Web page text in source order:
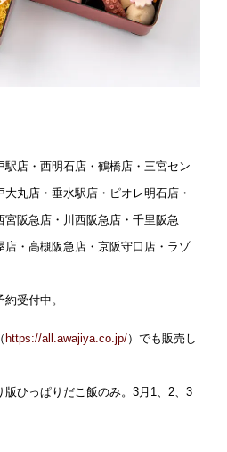
店・西明石店・鶴橋店・三宮セン
丸店・垂水駅店・ピオレ明石店・
阪急店・川西阪急店・千里阪急
店・高槻阪急店・京阪守口店・ラゾ
受付中。
https://all.awajiya.co.jp/）でも販売し
ひっぱりだこ飯のみ。3月1、2、3